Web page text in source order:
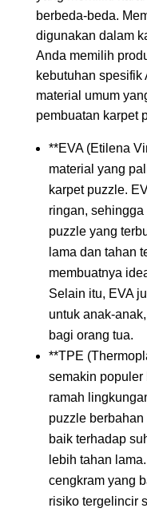
berbeda-beda.
digunakan dalam
Anda memilih
kebutuhan spesifik
material umum
pembuatan karpet
**EVA (Etilena
material yang
karpet puzzle.
ringan,
puzzle yang
lama dan tahan
membuatnya
Selain itu, EVA
untuk anak-
bagi orang tua.
**TPE
semakin populer
ramah
puzzle
baik terhadap
lebih tahan
cengkram yang
risiko tergelincir